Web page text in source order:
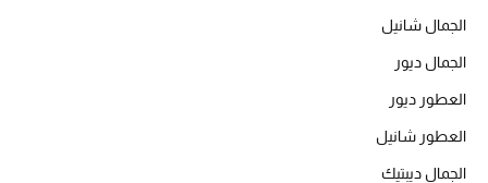
الموسم الجديد
حصريًا عبر الإنترنت
الجمال شانيل
الجمال ديور
العطور ديور
العطور شانيل
الجمال ديبتيك